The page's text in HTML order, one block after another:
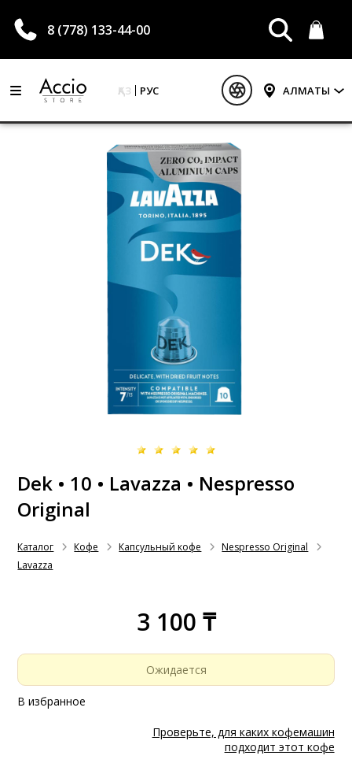
8 (778) 133-44-00
ҚАЗ РУС АЛМАТЫ
Dek • 10 • Lavazza • Nespresso
Original
Каталог Кофе Капсульный кофе
Nespresso Original
Lavazza
3 100 ₸
Ожидается
В избранное
Проверьте, для каких кофемашин
подходит этот кофе